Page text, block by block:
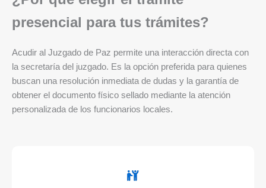
presencial para tus trámites?
Acudir al Juzgado de Paz permite una interacción directa con
la secretaría del juzgado. Es la opción preferida para quienes
buscan una resolución inmediata de dudas y la garantía de
obtener el documento físico sellado mediante la atención
personalizada de los funcionarios locales.